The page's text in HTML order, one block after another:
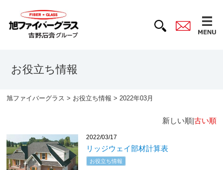
お役立ち情報
旭ファイバーグラス > お役立ち情報 > 2022年03月
新しい順|古い順
2022/03/17
リッジウェイ部材計算表
お役立ち情報